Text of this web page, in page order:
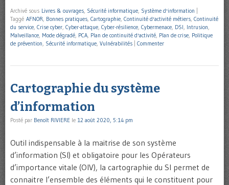
Archivé sous Livres & ouvrages, Sécurité informatique, Système d'information
Taggé AFNOR, Bonnes pratiques, Cartographie, Continuité d'activité métiers, Continuité
du service, Crise cyber, Cyber-attaque, Cyber-résilience, Cybermenace, DSI, Intrusion,
Malveillance, Mode dégradé, PCA, Plan de continuité d'activité, Plan de crise, Politique
de prévention, Sécurité informatique, Vulnérabilités Commenter
Cartographie du système
d’information
Posté par Benoît RIVIERE le 12 août 2020, 5:14 pm
Outil indispensable à la maitrise de son système
d’information (SI) et obligatoire pour les Opérateurs
d’importance vitale (OIV), la cartographie du SI permet de
connaitre l’ensemble des éléments qui le constituent pour